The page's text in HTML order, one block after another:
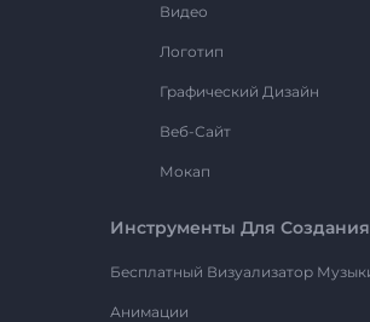
Видео
Логотип
Графический Дизайн
Веб-Сайт
Мокап
Инструменты Для
Бесплатный Визуализатор
Анимации